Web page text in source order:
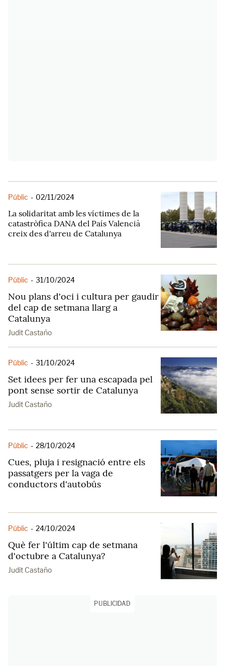
Públic - 02/11/2024
La solidaritat amb les víctimes de la
catastròfica DANA del País Valencià
creix des d'arreu de Catalunya
Públic - 31/10/2024
Nou plans d'oci i cultura per gaudir
del cap de setmana llarg a
Catalunya
Judit Castaño
Públic - 31/10/2024
Set idees per fer una escapada pel
pont sense sortir de Catalunya
Judit Castaño
Públic - 28/10/2024
Cues, pluja i resignació entre els
passatgers per la vaga de
conductors d'autobús
Públic - 24/10/2024
Què fer l'últim cap de setmana
d'octubre a Catalunya?
Judit Castaño
PUBLICIDAD